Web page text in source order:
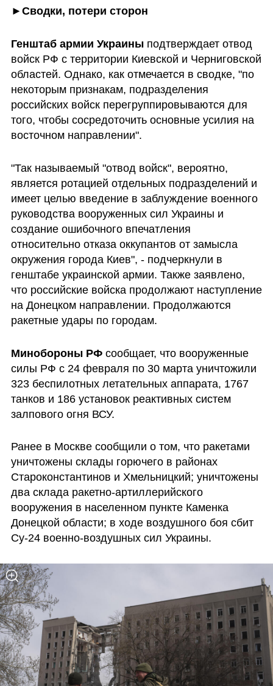
► Сводки, потери сторон
Генштаб армии Украины подтверждает отвод
войск РФ с территории Киевской и Черниговской
областей. Однако, как отмечается в сводке, "по
некоторым признакам, подразделения
российских войск перегруппировываются для
того, чтобы сосредоточить основные усилия на
восточном направлении".
"Так называемый "отвод войск", вероятно,
является ротацией отдельных подразделений и
имеет целью введение в заблуждение военного
руководства вооруженных сил Украины и
создание ошибочного впечатления
относительно отказа оккупантов от замысла
окружения города Киев", - подчеркнули в
генштабе украинской армии. Также заявлено,
что российские войска продолжают наступление
на Донецком направлении. Продолжаются
ракетные удары по городам.
Минобороны РФ сообщает, что вооруженные
силы РФ с 24 февраля по 30 марта уничтожили
323 беспилотных летательных аппарата, 1767
танков и 186 установок реактивных систем
залпового огня ВСУ.
Ранее в Москве сообщили о том, что ракетами
уничтожены склады горючего в районах
Староконстантинов и Хмельницкий; уничтожены
два склада ракетно-артиллерийского
вооружения в населенном пункте Каменка
Донецкой области; в ходе воздушного боя сбит
Су-24 военно-воздушных сил Украины.